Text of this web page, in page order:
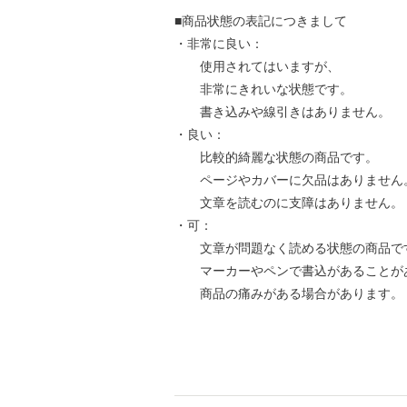
■商品状態の表記につきまして
・非常に良い：
使用されてはいますが、
非常にきれいな状態です。
書き込みや線引きはありません。
・良い：
比較的綺麗な状態の商品です。
ページやカバーに欠品はありません
文章を読むのに支障はありません。
・可：
文章が問題なく読める状態の商品で
マーカーやペンで書込があることが
商品の痛みがある場合があります。